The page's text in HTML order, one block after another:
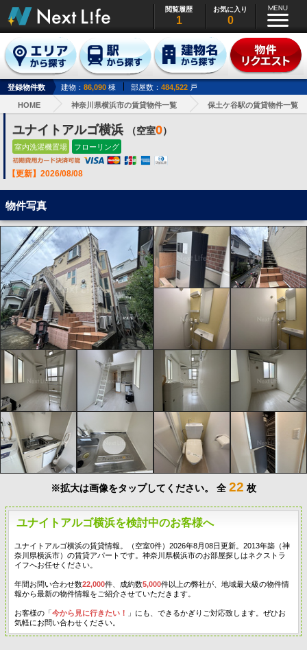
閲覧履歴
1
お気に入り
0
登録物件数 建物： 86,090 棟 部屋数： 484,522 戸
HOME 神奈川県横浜市の賃貸物件一覧 保土ケ谷駅の賃貸物件一覧
ユナイトアルゴ横浜 （空室0）
室内洗濯機置場 フローリング
【更新】2026/08/08
物件写真
※拡大は画像をタップしてください。 全 22 枚
ユナイトアルゴ横浜を検討中のお客様へ
ユナイトアルゴ横浜の賃貸情報。（空室0件）2026年8月08日更新。2013年築（神
奈川県横浜市）の賃貸アパートです。神奈川県横浜市のお部屋探しはネクストラ
イフへお任せください。
年間お問い合わせ数22,000件、成約数5,000件以上の弊社が、地域最大級の物件情
報から最新の物件情報をご紹介させていただきます。
お客様の「今から見に行きたい！
」にも、できるかぎりご対応致します。ぜひお
気軽にお問い合わせください。